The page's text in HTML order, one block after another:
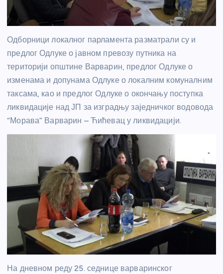
Одборници локалног парламента разматрали су и
предлог Одлуке о јавном превозу путника на
територији општине Варварин, предлог Одлуке о
изменама и допунама Одлуке о локалним комуналним
таксама, као и предлог Одлуке о окончању поступка
ликвидације над ЈП за изградњу заједничког водовода
“Морава” Варварин – Ћићевац у ликвидацији.
На дневном реду 25. седнице варваринског